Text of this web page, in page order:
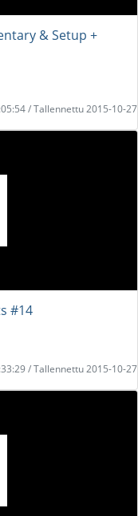
& Setup +
/ Tallennettu 2015-10-27
#14
/ Tallennettu 2015-10-27